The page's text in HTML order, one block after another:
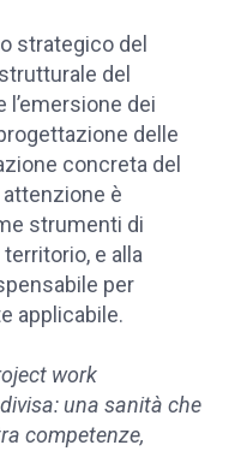
strategico del
del
dei
delle
concreta del
è
strumenti di
e alla
per
applicabile.
work
una sanità che
competenze,